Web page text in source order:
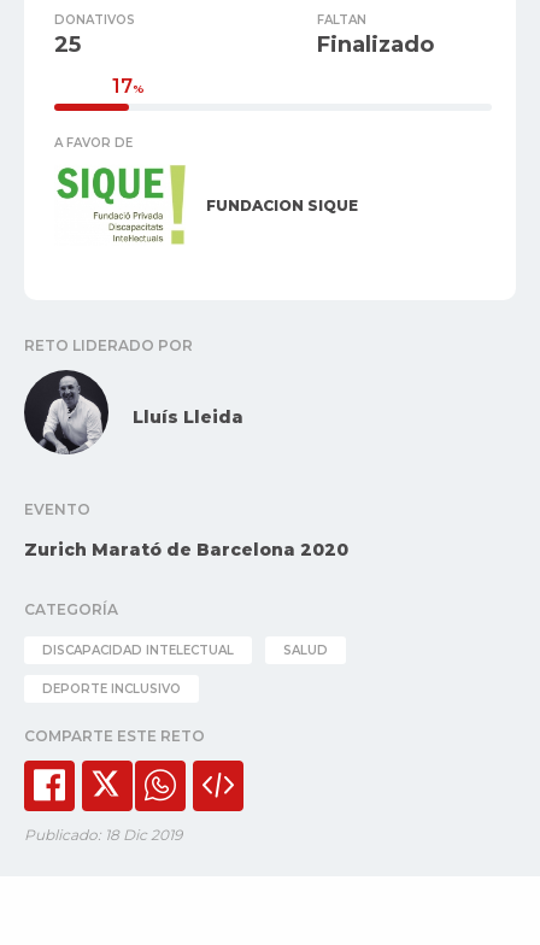
DONATIVOS
25
FALTAN
Finalizado
17%
A FAVOR DE
FUNDACION SIQUE
RETO LIDERADO POR
Lluís Lleida
EVENTO
Zurich Marató de Barcelona 2020
CATEGORÍA
DISCAPACIDAD INTELECTUAL SALUD
DEPORTE INCLUSIVO
COMPARTE ESTE RETO
Publicado: 18 Dic 2019